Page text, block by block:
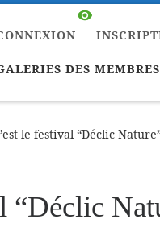
DES MEMBRES
le festival “Déclic
“Déclic